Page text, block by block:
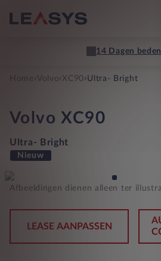
14 Dagen
Home Volvo› XC90›Ultra- Bright
Volvo XC90
Ultra- Bright
Nieuw
Afbeeldingen dienen alleen ter
LEASE AANPASSEN